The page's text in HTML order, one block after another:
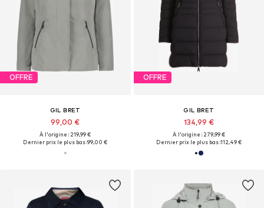
OFFRE
GIL BRET
99,00 €
À l'origine : 219,99 €
Dernier prix le plus bas :99,00 €
OFFRE
GIL BRET
134,99 €
À l'origine : 279,99 €
Dernier prix le plus bas :112,49 €